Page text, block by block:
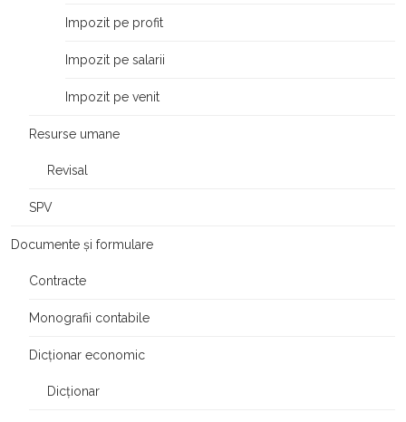
Impozit pe profit
Impozit pe salarii
Impozit pe venit
Resurse umane
Revisal
SPV
Documente și formulare
Contracte
Monografii contabile
Dicționar economic
Dicționar